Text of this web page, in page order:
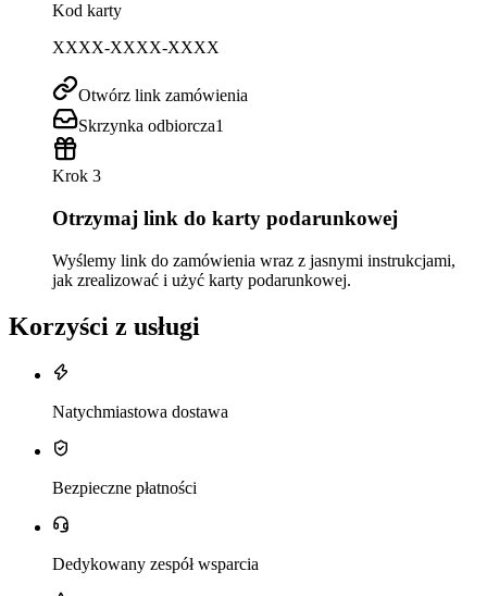
Kod karty
XXXX-XXXX-XXXX
Otwórz link zamówienia
Skrzynka odbiorcza1
Krok 3
Otrzymaj link do karty podarunkowej
Wyślemy link do zamówienia wraz z jasnymi instrukcjami,
jak zrealizować i użyć karty podarunkowej.
Korzyści z usługi
Natychmiastowa dostawa
Bezpieczne płatności
Dedykowany zespół wsparcia